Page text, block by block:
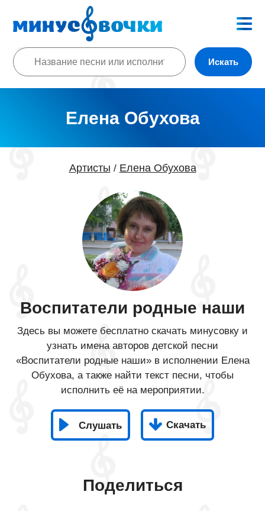
Искать
Елена Обухова
Артисты / Елена Обухова
Воспитатели родные наши
Здесь вы можете бесплатно скачать минусовку и
узнать имена авторов детской песни
«Воспитатели родные наши» в исполнении Елена
Обухова, а также найти текст песни, чтобы
исполнить её на мероприятии.
Слушать Скачать
Поделиться